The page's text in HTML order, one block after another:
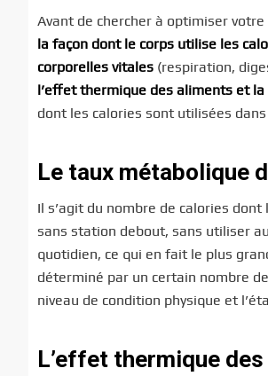
Avant de chercher à optimiser
la façon dont le corps utilise les
corporelles vitales (respiration,
l’effet thermique des aliments et
dont les calories sont utilisées
Le taux métabolique
Il s’agit du nombre de calories
sans station debout, sans utiliser
quotidien, ce qui en fait le plus
déterminé par un certain nombre
niveau de condition physique et
L’effet thermique